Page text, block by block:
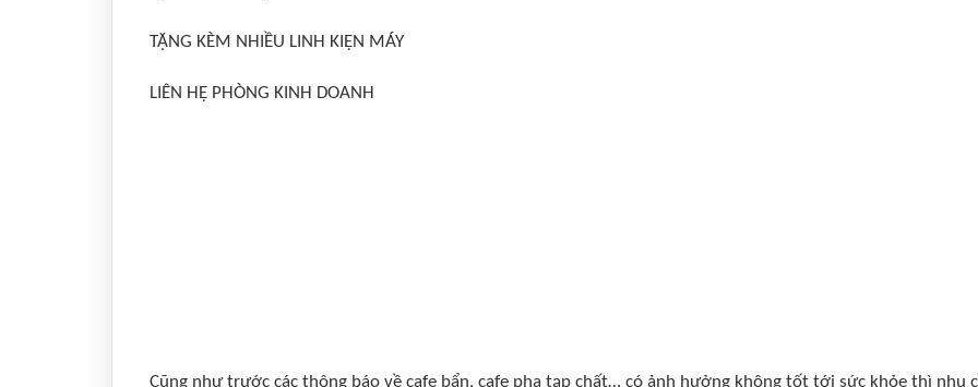
TẶNG KÈM NHIỀU LINH KIỆN MÁY
LIÊN HỆ PHÒNG KINH DOANH
Cũng như trước các thông báo về cafe bẩn, cafe pha tạp chất… có ảnh hưởng không tốt tới sức khỏe thì nhu